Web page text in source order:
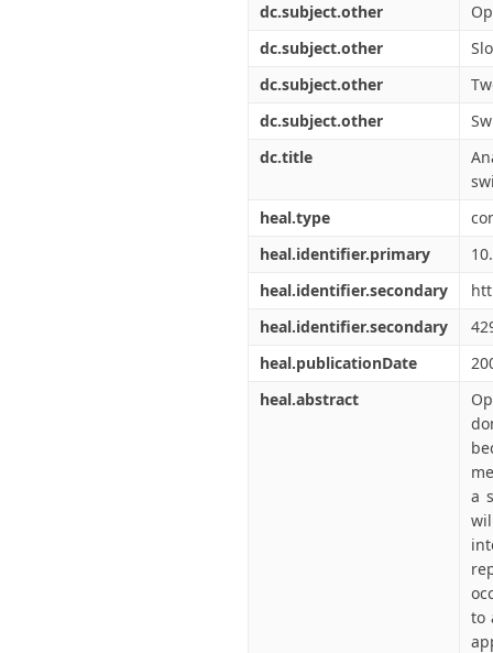
dc.subject.other
dc.subject.other
dc.subject.other
dc.subject.other
dc.title
heal.type
heal.identifier.primary
heal.identifier.secondary
heal.identifier.secondary
heal.publicationDate
heal.abstract
a
to